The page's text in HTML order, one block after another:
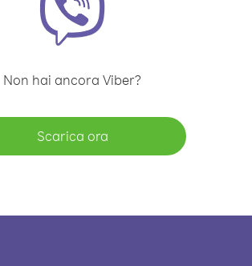
Non hai ancora Viber?
Scarica ora